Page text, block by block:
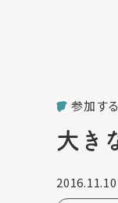
参加する
大き
2016.11.10